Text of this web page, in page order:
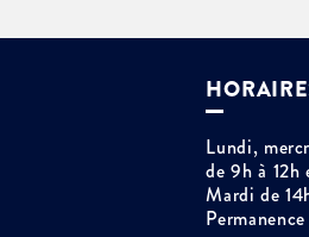
Lundi,
de 9h à 12h
Mardi de